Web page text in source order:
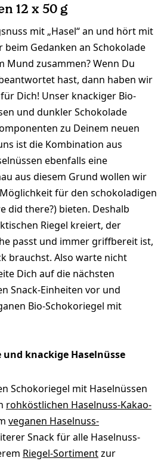
12 x 50 g
mit „Hasel“ an und hört mit
beim Gedanken an Schokolade
Mund zusammen? Wenn Du
hast, dann haben wir
Dich! Unser knackiger Bio-
und dunkler Schokolade
zu Deinem neuen
ist die Kombination aus
ebenfalls eine
aus diesem Grund wollen wir
für den schokoladigen
did there?) bieten. Deshalb
Riegel kreiert, der
passt und immer griffbereit ist,
brauchst. Also warte nicht
Dich auf die nächsten
Snack-Einheiten vor und
Bio-Schokoriegel mit
knackige Haselnüsse
Schokoriegel mit Haselnüssen
rohköstlichen Haselnuss-Kakao-
veganen Haselnuss-
Snack für alle Haselnuss-
Riegel-Sortimentzur